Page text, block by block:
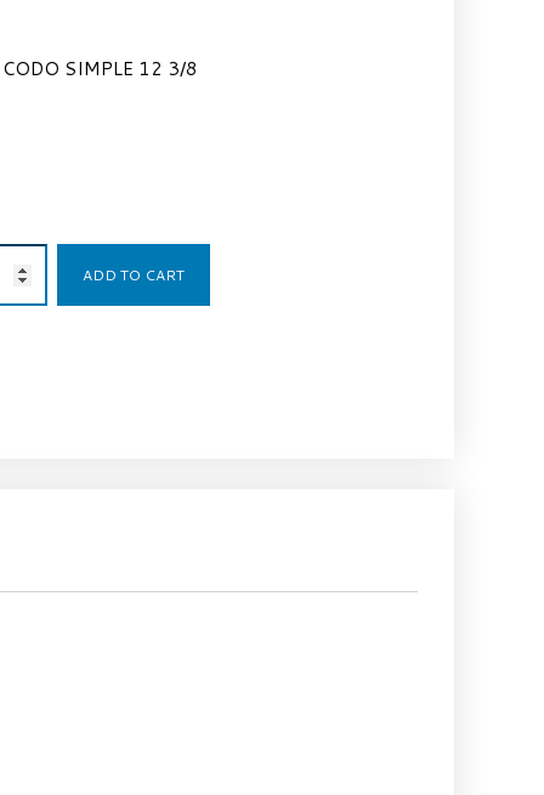
CODO SIMPLE 12 3/8
ADD TO CART